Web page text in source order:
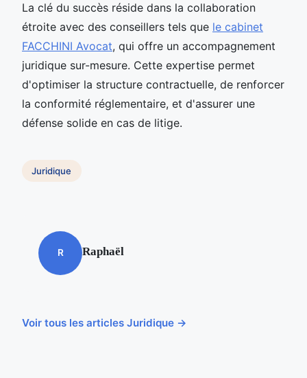
La clé du succès réside dans la collaboration
étroite avec des conseillers tels que le cabinet
FACCHINI Avocat, qui offre un accompagnement
juridique sur-mesure. Cette expertise permet
d'optimiser la structure contractuelle, de renforcer
la conformité réglementaire, et d'assurer une
défense solide en cas de litige.
Juridique
R Raphaël
Voir tous les articles Juridique →